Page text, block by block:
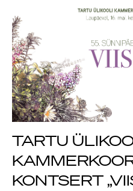
tähistas
TARTU
KONTSERT